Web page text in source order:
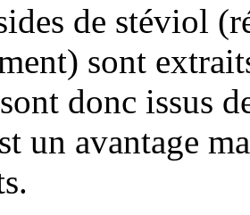
de stéviol
sont
donc issus
un avantage